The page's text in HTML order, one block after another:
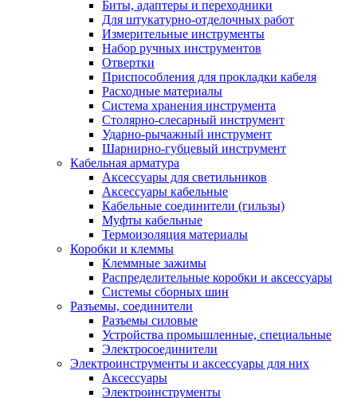
Биты, адаптеры и переходники
Для штукатурно-отделочных работ
Измерительные инструменты
Набор ручных инструментов
Отвертки
Приспособления для прокладки кабеля
Расходные материалы
Система хранения инструмента
Столярно-слесарный инструмент
Ударно-рычажный инструмент
Шарнирно-губцевый инструмент
Кабельная арматура
Аксессуары для светильников
Аксессуары кабельные
Кабельные соединители (гильзы)
Муфты кабельные
Термоизоляция материалы
Коробки и клеммы
Клеммные зажимы
Распределительные коробки и аксессуары
Системы сборных шин
Разъемы, соединители
Разъемы силовые
Устройства промышленные, специальные
Электросоединители
Электроинструменты и аксессуары для них
Аксессуары
Электроинструменты